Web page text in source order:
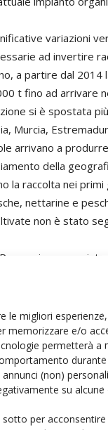
le migliori
memorizzare e/o
permetterà a
(non)
su
sotto per
variazioni
ad invertire
a partire dal 2014
t fino ad arrivare
si è spostata
Murcia,
arrivano a
della
la raccolta nei
nettarine e
non è stato
si sono
Sud e un calo
posto, seguita
Si rileva
e una
In merito a
del
di differenziare
adeguati spazi
nel